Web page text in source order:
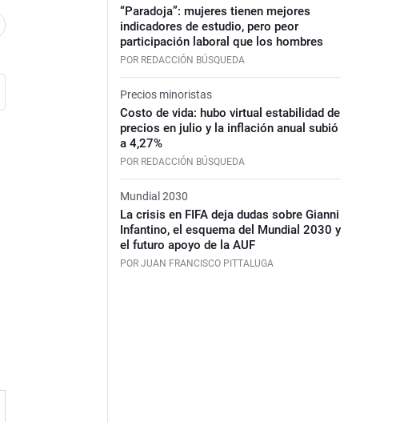
“Paradoja”: mujeres tienen mejores
indicadores de estudio, pero peor
participación laboral que los hombres
POR REDACCIÓN BÚSQUEDA
Precios minoristas
Costo de vida: hubo virtual estabilidad de
precios en julio y la inflación anual subió
a 4,27%
POR REDACCIÓN BÚSQUEDA
Mundial 2030
La crisis en FIFA deja dudas sobre Gianni
Infantino, el esquema del Mundial 2030 y
el futuro apoyo de la AUF
POR JUAN FRANCISCO PITTALUGA